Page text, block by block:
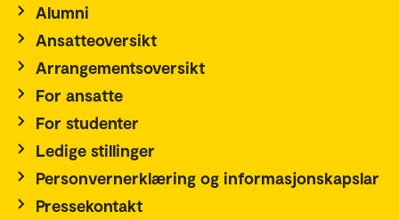
Alumni
Ansatteoversikt
Arrangementsoversikt
For ansatte
For studenter
Ledige stillinger
Personvernerklæring og informasjonskapslar
Pressekontakt